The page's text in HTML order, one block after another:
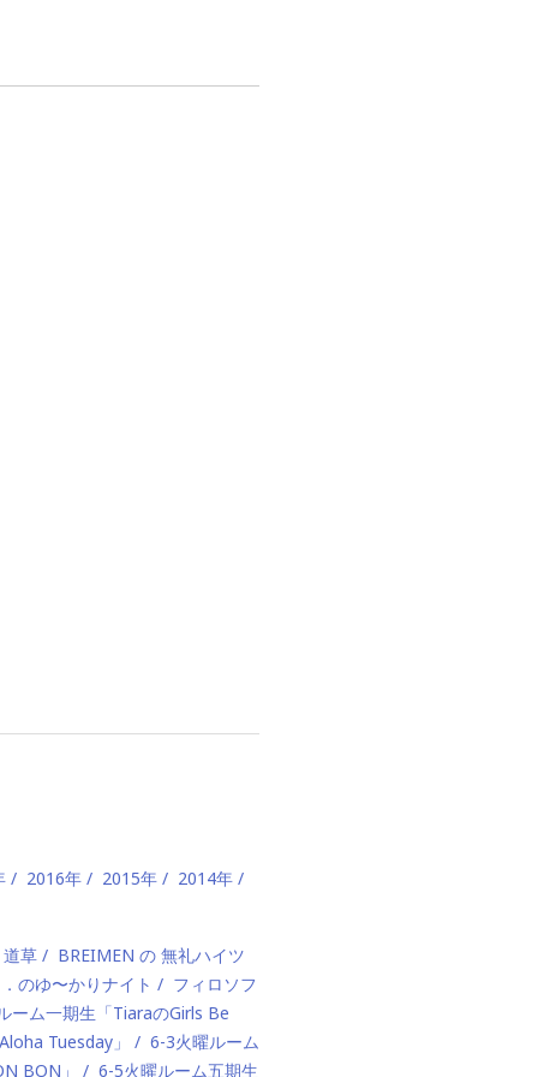
2016年 2015年
2014年
草
BREIMEN の 無礼ハイツ
のゆ〜かりナイト
フィロソフ
ーム一期生「TiaraのGirls Be
Tuesday」
6-3火曜ルーム
BON」 6-5火曜ルーム五期生